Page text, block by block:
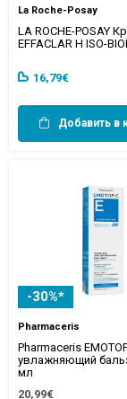
La Roche-Posay
LA ROCHE-POSAY
EFFACLAR H ISO-
16,79€
Добавить в
-30%*
Pharmaceris
Pharmaceris
увлажняющий
мл
20,99€